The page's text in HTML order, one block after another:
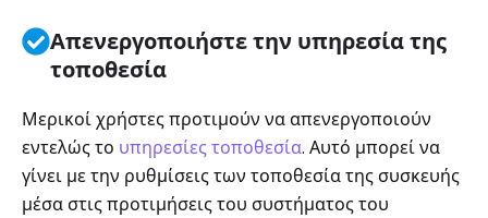
Απενεργοποιήστε την υπηρεσία της
τοποθεσία
Μερικοί χρήστες προτιμούν να απενεργοποιούν
εντελώς το υπηρεσίες τοποθεσία. Αυτό μπορεί να
γίνει με την ρυθμίσεις των τοποθεσία της συσκευής
μέσα στις προτιμήσεις του συστήματος του